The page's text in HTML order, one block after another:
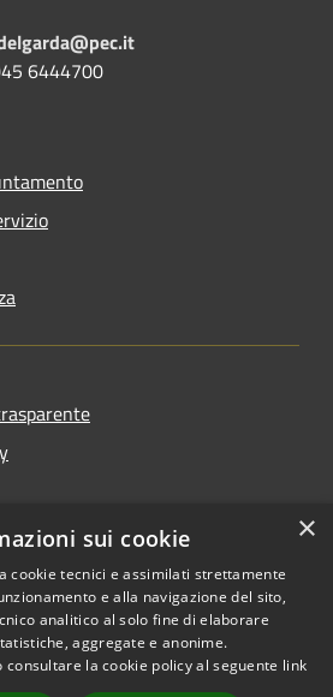
6444700
Copyright © 2026 • Comune di
Peschiera del Garda • Powered
×
sui cookie
cookie tecnici e assimilati strettamente
e alla navigazione del sito,
analitico al solo fine di elaborare
aggregate e anonime.
la cookie policy al seguente link